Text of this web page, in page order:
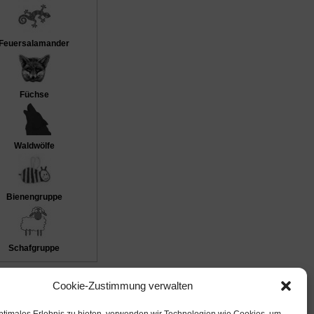
Cookie-Zustimmung verwalten
Feuersalamander
Füchse
Waldwölfe
Bienengruppe
Schafgruppe
für Kinder und